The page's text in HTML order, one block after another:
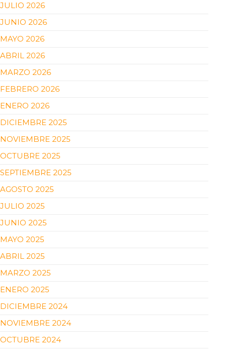
JULIO 2026
JUNIO 2026
MAYO 2026
ABRIL 2026
MARZO 2026
FEBRERO 2026
ENERO 2026
DICIEMBRE 2025
NOVIEMBRE 2025
OCTUBRE 2025
SEPTIEMBRE 2025
AGOSTO 2025
JULIO 2025
JUNIO 2025
MAYO 2025
ABRIL 2025
MARZO 2025
ENERO 2025
DICIEMBRE 2024
NOVIEMBRE 2024
OCTUBRE 2024